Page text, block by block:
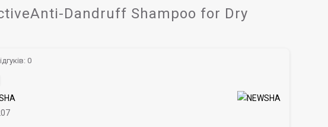
Dandruff Shampoo for Dry
0